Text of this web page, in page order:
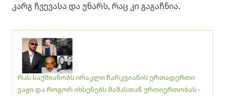
კარგ ჩვევასა და უნარს, რაც კი გაგაჩნია.
რას საქმიანობს ირაკლი ჩარკვიანის ერთადერთი
ვაჟი და როგორ იხსენებს მამასთან ურთიერთობას -